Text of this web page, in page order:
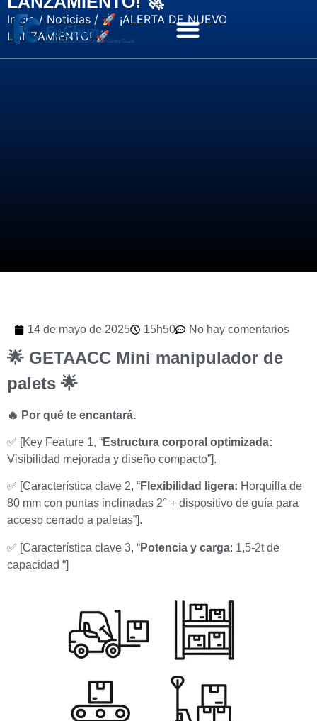
Inicio/ Noticias / 🚀 ¡ALERTA DE NUEVO
LANZAMIENTO! 🚀
14 de mayo de 2025 15h50 No hay comentarios
🌟 GETAACC Mini manipulador de
palets 🌟
🔥 Por qué te encantará.
✅ [Key Feature 1, “Estructura corporal optimizada:
Visibilidad mejorada y diseño compacto”].
✅ [Característica clave 2, “Flexibilidad ligera: Horquilla de
80 mm con puntas inclinadas 2° + dispositivo de guía para
acceso cerrado a paletas”].
✅ [Característica clave 3, “Potencia y carga: 1,5-2t de
capacidad “]